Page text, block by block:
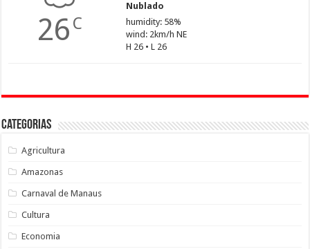
26 C
Nublado
humidity: 58%
wind: 2km/h NE
H 26 • L 26
Categorias
Agricultura
Amazonas
Carnaval de Manaus
Cultura
Economia